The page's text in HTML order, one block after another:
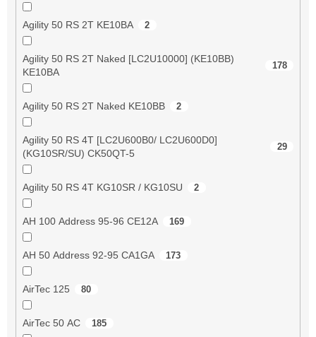
Agility 50 RS 2T KE10BA 2
Agility 50 RS 2T Naked [LC2U10000] (KE10BB)
KE10BA
178
Agility 50 RS 2T Naked KE10BB 2
Agility 50 RS 4T [LC2U600B0/ LC2U600D0]
(KG10SR/SU) CK50QT-5
29
Agility 50 RS 4T KG10SR / KG10SU 2
AH 100 Address 95-96 CE12A 169
AH 50 Address 92-95 CA1GA 173
AirTec 125 80
AirTec 50 AC 185